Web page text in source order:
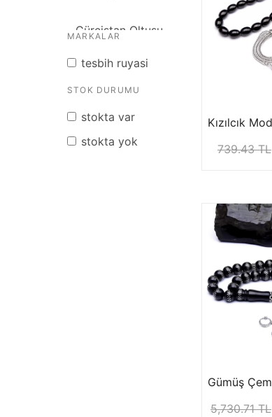
Gürcistan Oltusu
MARKALAR
tesbih ruyasi
STOK DURUMU
stokta var
stokta yok
739.43 TL
5,730.71 TL